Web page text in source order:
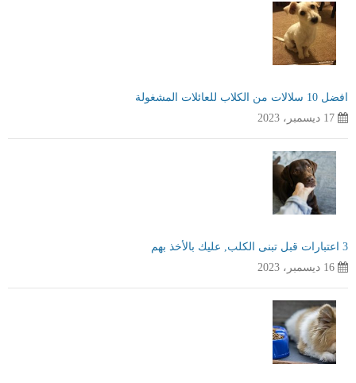
افضل 10 سلالات من الكلاب للعائلات المشغولة
17 ديسمبر، 2023
3 اعتبارات قبل تبنى الكلب, عليك بالأخذ بهم
16 ديسمبر، 2023